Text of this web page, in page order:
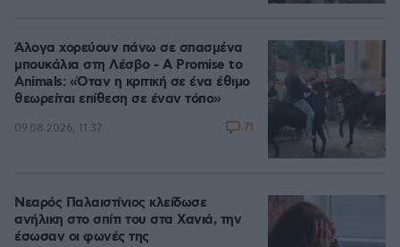
Άλογα χορεύουν πάνω σε σπασμένα
μπουκάλια στη Λέσβο - A Promise to
Animals: «Όταν η κριτική σε ένα έθιμο
θεωρείται επίθεση σε έναν τόπο»
09.08.2026, 11:37 71
Νεαρός Παλαιστίνιος κλείδωσε
ανήλικη στο σπίτι του στα Χανιά, την
έσωσαν οι φωνές της